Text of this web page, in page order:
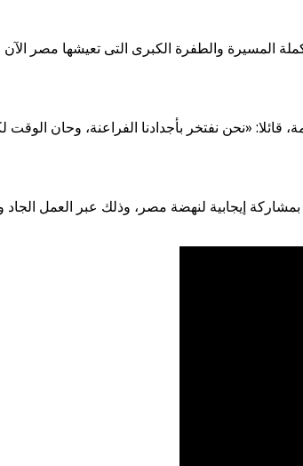
المسيرة والطفرة الكبرى التى تعيشها مصر
قائلا: «نحن نفتخر بأجدادنا الفراعنة، وحان
إيجابية لنهضة مصر، وذلك عبر العمل الجاد